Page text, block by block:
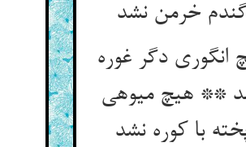
خرمن نشد
انگوری دگر غوره
** هیچ میوه‏ی
با کوره نشد